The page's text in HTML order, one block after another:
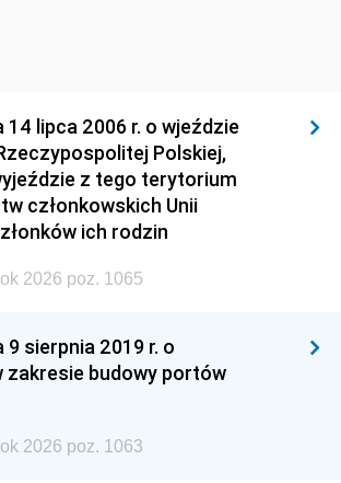
14 lipca 2006 r. o wjeździe
Polskiej,
z tego terytorium
członkowskich Unii
ich rodzin
2026 poz. 1065
9 sierpnia 2019 r. o
zakresie budowy portów
2026 poz. 1063